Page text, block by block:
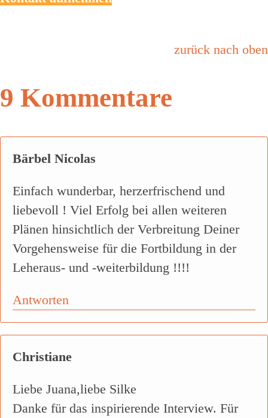
zurück nach oben
9 Kommentare
Bärbel Nicolas
Einfach wunderbar, herzerfrischend und
liebevoll ! Viel Erfolg bei allen weiteren
Plänen hinsichtlich der Verbreitung Deiner
Vorgehensweise für die Fortbildung in der
Leheraus- und -weiterbildung !!!!
Antworten
Christiane
Liebe Juana,liebe Silke
Danke für das inspirierende Interview. Für